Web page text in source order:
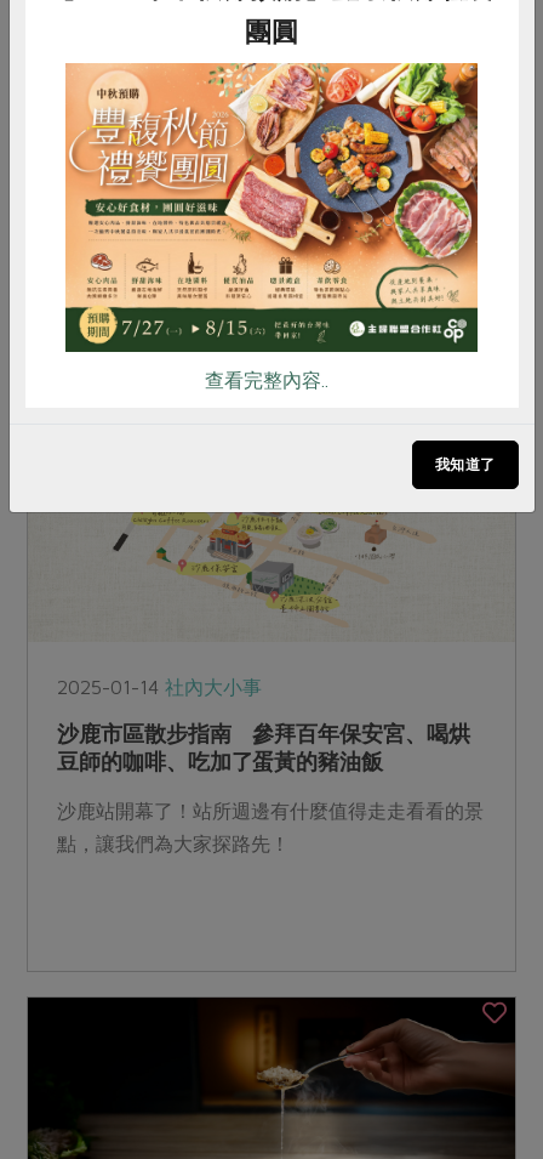
2025-02-28 社內大小事 產品故事
感恩與呵護讓愛延續 2025母親節預購企劃
幕後心底話
2025母親節預購自3/3(一)開始！今年有哪些特色
品項及亮點新品？合作社還能為媽媽準備哪些生活
必需品？看看企畫部𨪃鈺課長推薦如何利用。
2025-01-14社內大小事
沙鹿市區散步指南 參拜百年保安宮、喝烘
豆師的咖啡、吃加了蛋黃的豬油飯
沙鹿站開幕了！站所週邊有什麼值得走走看看的景
點，讓我們為大家探路先！
惜食 RPET 食譜 減硝酸鹽
雞蛋 食安 共同購買
團圓
查看完整內容..
我知道了